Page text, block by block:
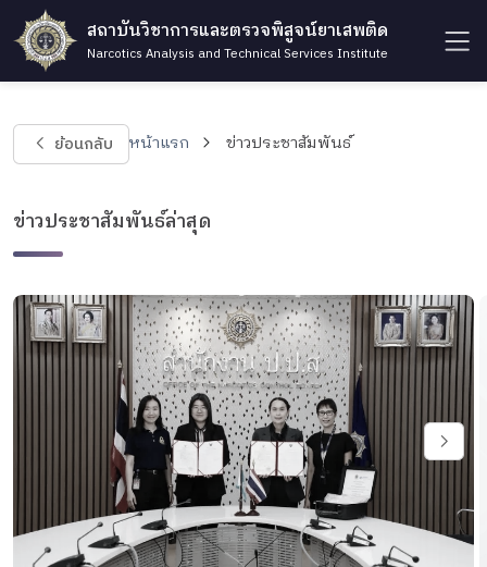
สถาบันวิชาการและตรวจพิสูจน์ยาเสพติด
Narcotics Analysis and Technical Services Institute
ย้อนกลับ หน้าแรก ข่าวประชาสัมพันธ์
ข่าวประชาสัมพันธ์ล่าสุด